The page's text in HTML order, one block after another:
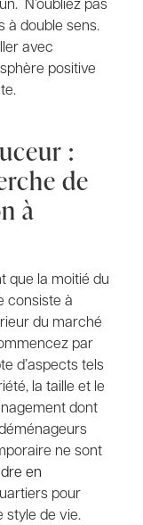
à double sens.
avec
positive
:
de
à
que la moitié du
consiste à
du marché
par
d’aspects tels
la taille et le
dont
ne sont
en
pour
style de vie.